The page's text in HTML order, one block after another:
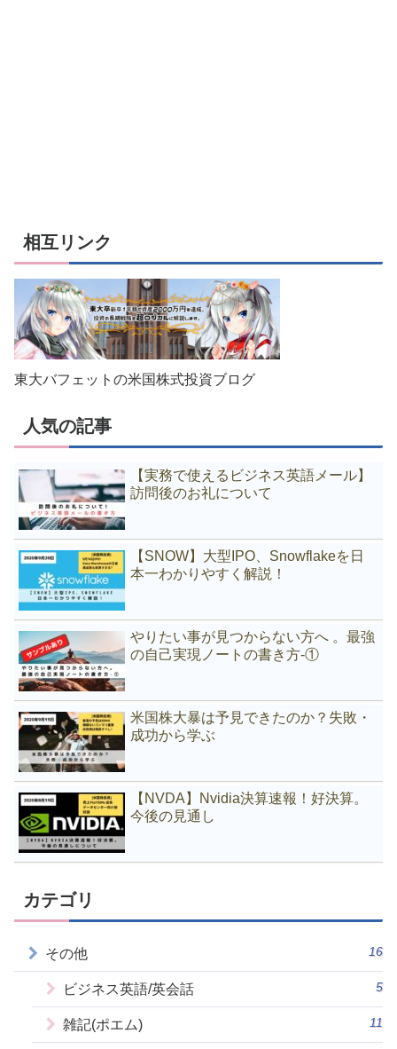
相互リンク
東大バフェットの米国株式投資ブログ
人気の記事
【実務で使えるビジネス英語メール】
訪問後のお礼について
【SNOW】大型IPO、Snowflakeを日
本一わかりやすく解説！
やりたい事が見つからない方へ 。最強
の自己実現ノートの書き方-①
米国株大暴は予見できたのか？失敗・
成功から学ぶ
【NVDA】Nvidia決算速報！好決算。
今後の見通し
カテゴリ
その他 16
ビジネス英語/英会話 5
雑記(ポエム) 11